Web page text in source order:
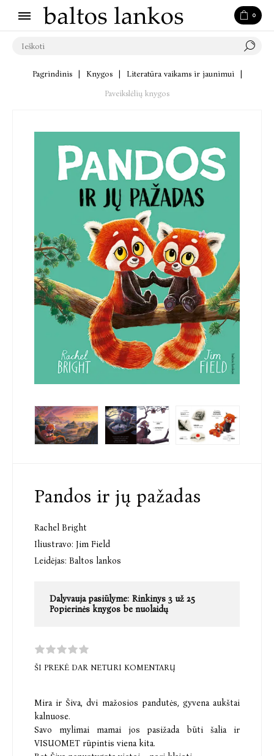
0
Pagrindinis Knygos Literatūra vaikams ir jaunimui
Paveikslėlių knygos
Pandos ir jų pažadas
Rachel Bright
Iliustravo: Jim Field
Leidėjas: Baltos lankos
Dalyvauja pasiūlyme: Rinkinys 3 už 25
Popierinės knygos be nuolaidų
ŠI PREKĖ DAR NETURI KOMENTARŲ
Mira ir Šiva, dvi mažosios pandutės, gyvena aukštai
kalnuose.
Savo mylimai mamai jos pasižada būti šalia ir
VISUOMET rūpintis viena kita.